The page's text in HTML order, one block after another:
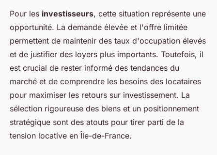
Pour les investisseurs, cette situation représente une
opportunité. La demande élevée et l'offre limitée
permettent de maintenir des taux d'occupation élevés
et de justifier des loyers plus importants. Toutefois, il
est crucial de rester informé des tendances du
marché et de comprendre les besoins des locataires
pour maximiser les retours sur investissement. La
sélection rigoureuse des biens et un positionnement
stratégique sont des atouts pour tirer parti de la
tension locative en Île-de-France.